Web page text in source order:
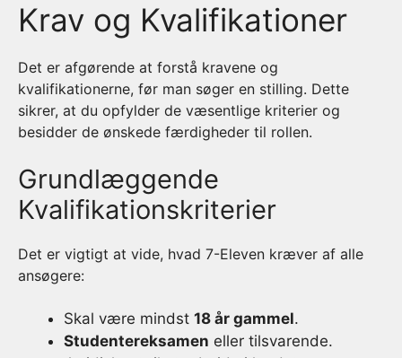
Krav og Kvalifikationer
Det er afgørende at forstå kravene og
kvalifikationerne, før man søger en stilling. Dette
sikrer, at du opfylder de væsentlige kriterier og
besidder de ønskede færdigheder til rollen.
Grundlæggende
Kvalifikationskriterier
Det er vigtigt at vide, hvad 7-Eleven kræver af alle
ansøgere:
Skal være mindst 18 år gammel.
Studentereksamen eller tilsvarende.